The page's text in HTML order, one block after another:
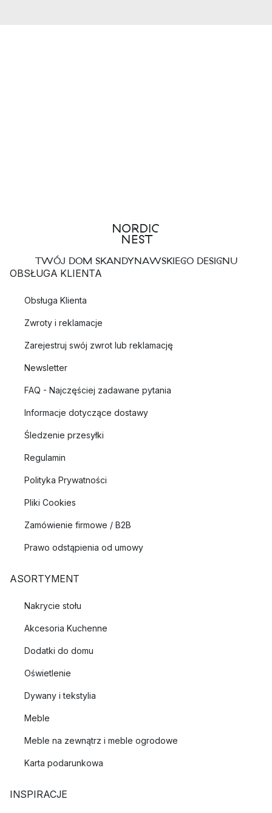
TWÓJ DOM SKANDYNAWSKIEGO DESIGNU
OBSŁUGA KLIENTA
Obsługa Klienta
Zwroty i reklamacje
Zarejestruj swój zwrot lub reklamację
Newsletter
FAQ - Najczęściej zadawane pytania
Informacje dotyczące dostawy
Śledzenie przesyłki
Regulamin
Polityka Prywatności
Pliki Cookies
Zamówienie firmowe / B2B
Prawo odstąpienia od umowy
ASORTYMENT
Nakrycie stołu
Akcesoria Kuchenne
Dodatki do domu
Oświetlenie
Dywany i tekstylia
Meble
Meble na zewnątrz i meble ogrodowe
Karta podarunkowa
INSPIRACJE